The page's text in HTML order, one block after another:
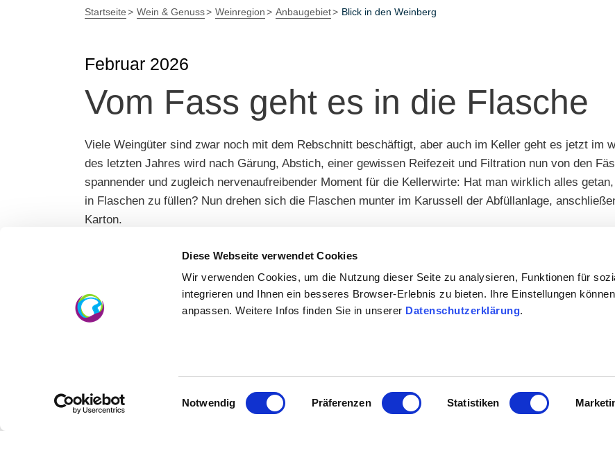
Diese Webseite verwendet Cookies
Wir verwenden Cookies, um die Nutzung dieser Seite zu analysieren, Funktionen für
integrieren und Ihnen ein besseres Browser-Erlebnis zu bieten. Ihre Einstellungen
anpassen. Weitere Infos finden Sie in unserer Datenschutzerklärung.
Einwilligungsauswahl
Notwendig Präferenzen Statistiken
Startseite Wein & Genuss Weinregion Anbaugebiet Blick in den Weinberg
Februar 2026
Vom Fass geht es in die Flasche
Viele Weingüter sind zwar noch mit dem Rebschnitt beschäftigt, aber auch im Keller geht es jetzt im
des letzten Jahres wird nach Gärung, Abstich, einer gewissen Reifezeit und Filtration nun von den
spannender und zugleich nervenaufreibender Moment für die Kellerwirte: Hat man wirklich alles
in Flaschen zu füllen? Nun drehen sich die Flaschen munter im Karussell der Abfüllanlage,
Karton.
Und dann wird es spannend: Wie kommt der Jahrgang 2025 bei den Weingenießern an? Die Weiß-
frisch und fruchtig mit lebendiger Säure. Es ist ein Jahrgang der wegen der tollen Mostgewichte
Spezialitäten ist. Für die Rotweine brauchen wir noch etwas Geduld, die reifen zumeist noch einige
Barriquefässern bis auch sie in Flaschen gefüllt werden.